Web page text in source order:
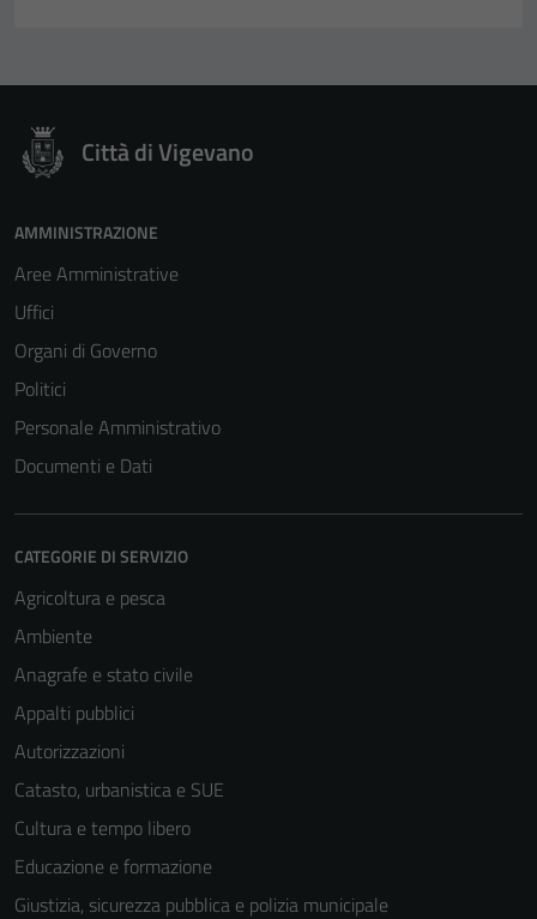
Città di Vigevano
AMMINISTRAZIONE
Aree Amministrative
Uffici
Organi di Governo
Politici
Personale Amministrativo
Documenti e Dati
CATEGORIE DI SERVIZIO
Agricoltura e pesca
Ambiente
Anagrafe e stato civile
Appalti pubblici
Autorizzazioni
Catasto, urbanistica e SUE
Cultura e tempo libero
Educazione e formazione
Giustizia, sicurezza pubblica e polizia municipale